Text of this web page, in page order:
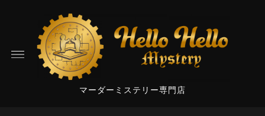
マーダーミステリー専門店